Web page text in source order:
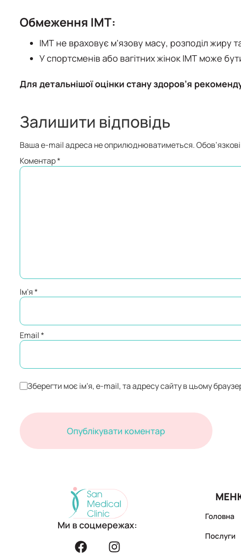
Обмеження ІМТ:
ІМТ не враховує м’язову масу, розподіл жиру
У спортсменів або вагітних жінок ІМТ може
Для детальнішої оцінки стану здоров’я
Залишити відповідь
Ваша e-mail адреса не оприлюднюватиметься.
Коментар*
Ім'я*
Email*
Зберегти моє ім'я, e-mail, та адресу сайту в цьому
Ми в соцмережах:
Головна
Послуги